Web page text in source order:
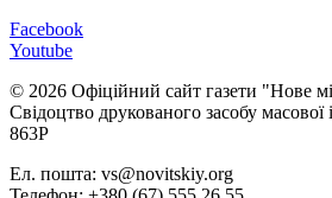
Facebook
Youtube
© 2026 Офіційний сайт газети "Нове
Свідоцтво друкованого засобу
863Р
Ел. пошта: vs@novitskiy.org